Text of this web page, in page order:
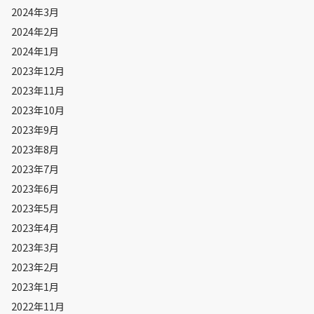
2024年3月
2024年2月
2024年1月
2023年12月
2023年11月
2023年10月
2023年9月
2023年8月
2023年7月
2023年6月
2023年5月
2023年4月
2023年3月
2023年2月
2023年1月
2022年11月